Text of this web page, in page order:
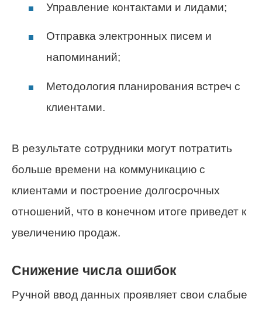
Управление контактами и лидами;
Отправка электронных писем и
напоминаний;
Методология планирования встреч с
клиентами.
В результате сотрудники могут потратить
больше времени на коммуникацию с
клиентами и построение долгосрочных
отношений, что в конечном итоге приведет к
увеличению продаж.
Снижение числа ошибок
Ручной ввод данных проявляет свои слабые